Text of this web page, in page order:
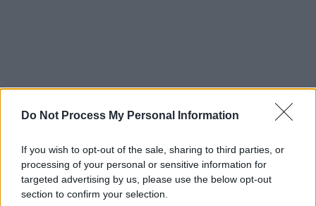
Do Not Process My Personal Information
If you wish to opt-out of the sale, sharing to third parties, or
processing of your personal or sensitive information for
targeted advertising by us, please use the below opt-out
section to confirm your selection.